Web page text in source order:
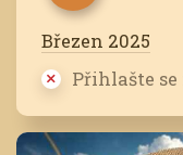
Březen 2025
Přihlašte se